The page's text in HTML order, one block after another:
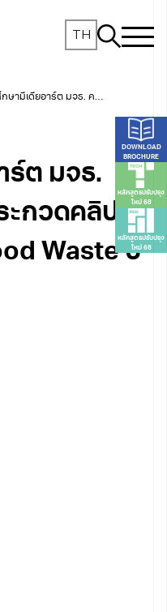
TH
DOWNLOAD
BROCHURE
หลักสูตรปรับปรุง
ใหม่ 68
หลักสูตรปรับปรุง
ใหม่ 68
นักศึกษามีเดียอาร์ต มจธ. คว้า 2 รางวัล ประกวดคลิป “คนรุ่นใหม่ไร้ Food Waste ปี 3”
ร์ต มจธ.
ะกวดคลิป
Waste ปี